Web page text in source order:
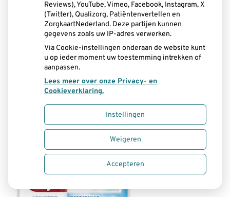
Reviews), YouTube, Vimeo, Facebook, Instagram, X
(Twitter), Qualizorg, Patiëntenvertellen en
ZorgkaartNederland. Deze partijen kunnen
gegevens zoals uw IP-adres verwerken.
Via Cookie-instellingen onderaan de website kunt
u op ieder moment uw toestemming intrekken of
aanpassen.
Lees meer over onze Privacy- en
Cookieverklaring.
Instellingen
Weigeren
Accepteren